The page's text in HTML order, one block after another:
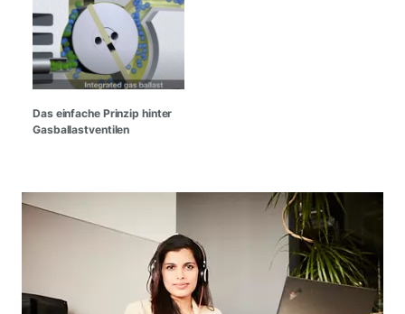
Das einfache Prinzip hinter
Gasballastventilen